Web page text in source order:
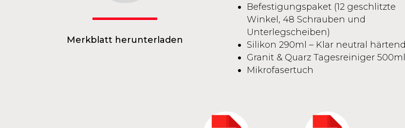
Merkblatt herunterladen
Befestigungspaket (12 geschlitzte
Winkel, 48 Schrauben und
Unterlegscheiben)
Silikon 290ml – Klar neutral härtend
Granit & Quarz Tagesreiniger 500ml
Mikrofasertuch